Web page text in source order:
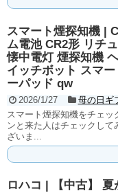
スマート煙探知機 |
ム電池 CR2形 リチ
懐中電灯 煙探知機
イッチボット スマ
ーパッド qw
2026/1/27
母の日ギ
スマート煙探知機をチェ
ンと来た人はチェックし
ざいま...
ロハコ | 【中古】